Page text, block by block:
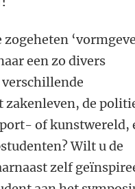
een zo divers
zakenleven, de
of kunstwereld,
Wilt u de
zelf